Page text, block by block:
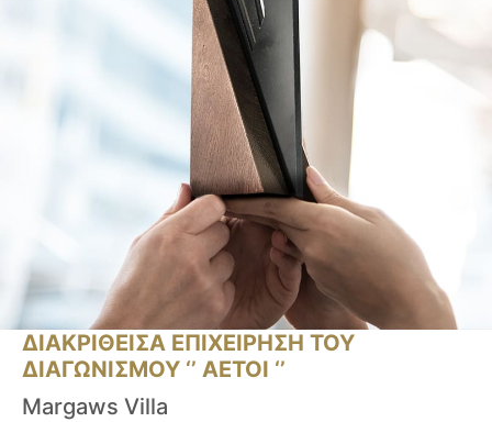
ΔΙΑΚΡΙΘΕΙΣΑ ΕΠΙΧΕΙΡΗΣΗ ΤΟΥ
ΔΙΑΓΩΝΙΣΜΟΥ ‘’ ΑΕΤΟΙ ‘’
Margaws Villa